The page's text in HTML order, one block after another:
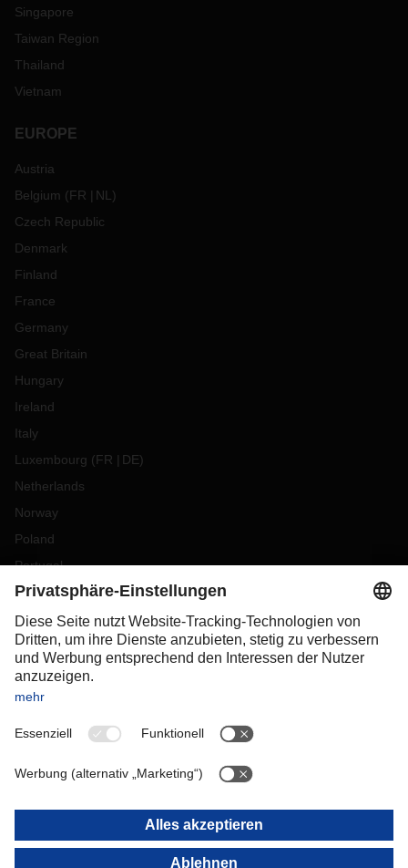
Singapore
Taiwan Region
Thailand
Vietnam
EUROPE
Austria
Belgium (FR NL )
Czech Republic
Denmark
Finland
France
Germany
Great Britain
Hungary
Ireland
Italy
Luxembourg (FR DE)
Netherlands
Norway
Poland
Portugal
Romania
Slovakia
Spain
Sweden
Switzerland
OCEANIA